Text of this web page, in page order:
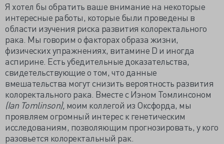
Я хотел бы обратить ваше внимание на некоторые
интересные работы, которые были проведены в
области изучения риска развития колоректального
рака. Мы говорим о факторах образа жизни,
физических упражнениях, витамине D и иногда
аспирине. Есть убедительные доказательства,
свидетельствующие о том, что данные
вмешательства могут снизить вероятность развития
колоректального рака. Вместе с Иэном Томлинсоном
(Ian Tomlinson), моим коллегой из Оксфорда, мы
проявляем огромный интерес к генетическим
исследованиям, позволяющим прогнозировать, у кого
разовьется колоректальный рак.